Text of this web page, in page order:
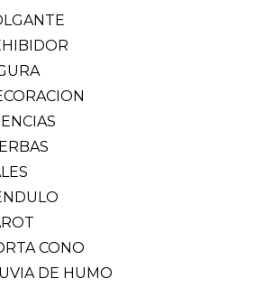
CONO
DE HUMO